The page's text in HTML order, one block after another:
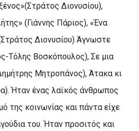
Διονυσίου),
(Γιάννης Πάριος), «Ένα
Διονυσίου) Άγνωστε
Τόλης Βοσκόπουλος), Σε μια
Μητροπάνος), Άτακα κι
Ήταν ένας λαϊκός άνθρωπος
της κοινωνίας και πάντα είχε
του. Ήταν προσιτός και